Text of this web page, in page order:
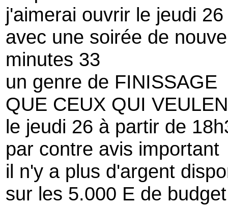
j'aimerai ouvrir le jeudi
avec une soirée de
minutes 33
un genre de FINISSAGE
QUE CEUX QUI
le jeudi 26 à partir de
par contre avis important
il n'y a plus d'argent
sur les 5.000 E de